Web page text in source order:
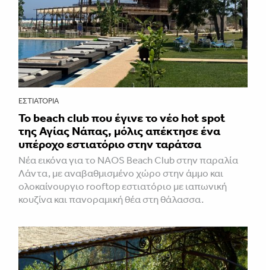
ΕΣΤΙΑΤΌΡΙΑ
Το beach club που έγινε το νέο hot spot
της Αγίας Νάπας, μόλις απέκτησε ένα
υπέροχο εστιατόριο στην ταράτσα
Νέα εικόνα για το NAOS Beach Club στην παραλία
Λάντα, με αναβαθμισμένο χώρο στην άμμο και
ολοκαίνουργιο rooftop εστιατόριο με ιαπωνική
κουζίνα και πανοραμική θέα στη θάλασσα.